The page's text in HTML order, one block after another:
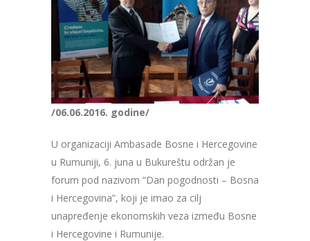
/06.06.2016. godine/
U organizaciji Ambasade Bosne i Hercegovine
u Rumuniji, 6. juna u Bukureštu održan je
forum pod nazivom “Dan pogodnosti – Bosna
i Hercegovina”, koji je imao za cilj
unapređenje ekonomskih veza između Bosne
i Hercegovine i Rumunije.